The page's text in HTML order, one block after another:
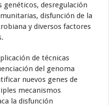
genéticos, desregulación
disfunción de la
y diversos factores
de técnicas
del genoma
nuevos genes de
mecanismos
la disfunción